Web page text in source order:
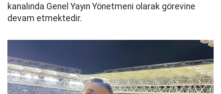
kanalında Genel Yayın Yönetmeni olarak görevine
devam etmektedir.